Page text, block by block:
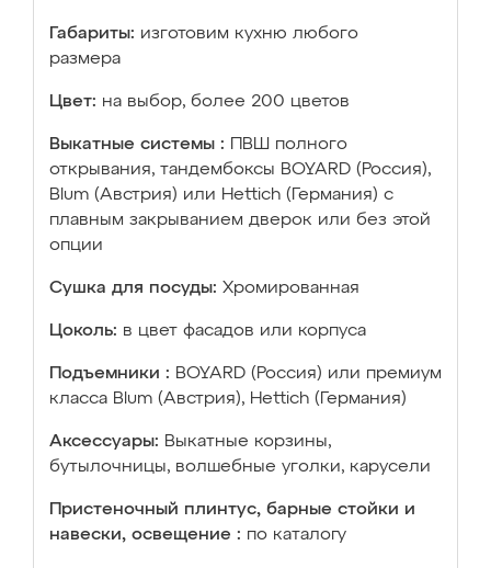
Габариты: изготовим кухню любого
размера
Цвет: на выбор, более 200 цветов
Выкатные системы :
ПВШ полного
открывания, тандембоксы BOYARD (Россия),
Blum (Австрия) или Hettich (Германия) с
плавным закрыванием дверок или без этой
опции
Сушка для посуды: Хромированная
Цоколь: в цвет фасадов или корпуса
Подъемники : BOYARD (Россия) или премиум
класса Blum (Австрия), Hettich (Германия)
Аксессуары: Выкатные корзины,
бутылочницы, волшебные уголки, карусели
Пристеночный плинтус, барные стойки и
навески, освещение : по каталогу